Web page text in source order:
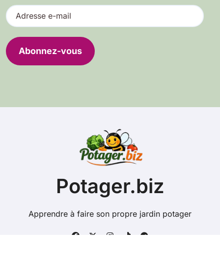
A
d
e
s
Abonnez-vous
Potager.biz
Apprendre à faire son propre jardin potager